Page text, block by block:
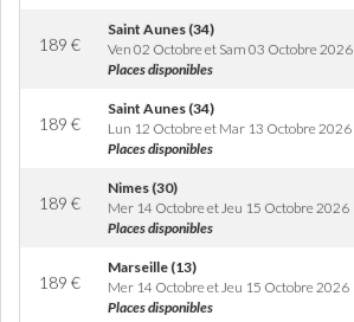
189 €
Saint Aunes (34)
Ven 02 Octobre et Sam 03 Octobre 2026
Places disponibles
189 €
Saint Aunes (34)
Lun 12 Octobre et Mar 13 Octobre 2026
Places disponibles
189 €
Nimes (30)
Mer 14 Octobre et Jeu 15 Octobre 2026
Places disponibles
189 €
Marseille (13)
Mer 14 Octobre et Jeu 15 Octobre 2026
Places disponibles